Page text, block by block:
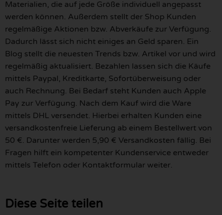
Materialien, die auf jede Größe individuell angepasst
werden können. Außerdem stellt der Shop Kunden
regelmäßige Aktionen bzw. Abverkäufe zur Verfügung.
Dadurch lässt sich nicht einiges an Geld sparen. Ein
Blog stellt die neuesten Trends bzw. Artikel vor und wird
regelmäßig aktualisiert. Bezahlen lassen sich die Käufe
mittels Paypal, Kreditkarte, Sofortüberweisung oder
auch Rechnung. Bei Bedarf steht Kunden auch Apple
Pay zur Verfügung. Nach dem Kauf wird die Ware
mittels DHL versendet. Hierbei erhalten Kunden eine
versandkostenfreie Lieferung ab einem Bestellwert von
50 €. Darunter werden 5,90 € Versandkosten fällig. Bei
Fragen hilft ein kompetenter Kundenservice entweder
mittels Telefon oder Kontaktformular weiter.
Diese Seite teilen